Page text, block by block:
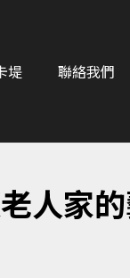
堤 聯絡我們
人家